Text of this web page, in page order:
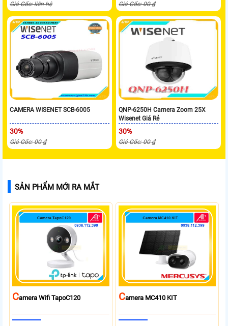
Giá Gốc: liên hệ Giá Gốc: 00 ₫
CAMERA WISENET SCB-6005
30%
Giá Gốc: 00 ₫
QNP-6250H Camera Zoom 25X
Wisenet Giá Rẻ
30%
Giá Gốc: 00 ₫
SẢN PHẨM MỚI RA MẮT
CAmera Wifi TapoC120 CAmera MC410 KIT